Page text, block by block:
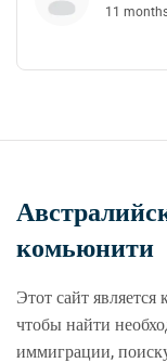
11
комьюнити
Этот сайт
чтобы найти
иммиграции,